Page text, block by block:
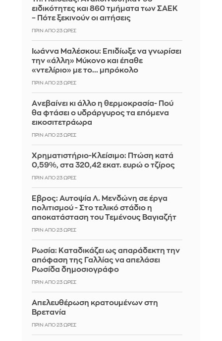
ειδικότητες και 860 τμήματα των ΣΑΕΚ
– Πότε ξεκινούν οι αιτήσεις
ΠΡΙΝ ΑΠΌ 23 ΏΡΕΣ
Ιωάννα Μαλέσκου: Επιδίωξε να γνωρίσει
την «άλλη» Μύκονο και έπαθε
«ντελίριο» με το... μπρόκολο
ΠΡΙΝ ΑΠΌ 23 ΏΡΕΣ
Aνεβαίνει κι άλλο η θερμοκρασία- Πού
θα φτάσει ο υδράργυρος τα επόμενα
εικοσιτετράωρα
ΠΡΙΝ ΑΠΌ 23 ΏΡΕΣ
Χρηματιστήριο-Κλείσιμο: Πτώση κατά
0,59%, στα 320,42 εκατ. ευρώ ο τζίρος
ΠΡΙΝ ΑΠΌ 23 ΏΡΕΣ
Έβρος: Αυτοψία Λ. Μενδώνη σε έργα
πολιτισμού - Στο τελικό στάδιο η
αποκατάσταση του Τεμένους Βαγιαζήτ
ΠΡΙΝ ΑΠΌ 23 ΏΡΕΣ
Ρωσία: Kαταδικάζει ως απαράδεκτη την
απόφαση της Γαλλίας να απελάσει
Ρωσίδα δημοσιογράφο
ΠΡΙΝ ΑΠΌ 23 ΏΡΕΣ
Απελευθέρωση κρατουμένων στη
Βρετανία
ΠΡΙΝ ΑΠΌ 23 ΏΡΕΣ